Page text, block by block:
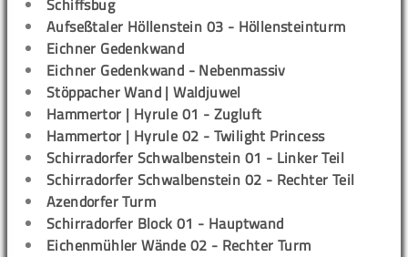
Schiffsbug
Aufseßtaler Höllenstein 03 - Höllensteinturm
Eichner Gedenkwand
Eichner Gedenkwand - Nebenmassiv
Stöppacher Wand | Waldjuwel
Hammertor | Hyrule 01 - Zugluft
Hammertor | Hyrule 02 - Twilight Princess
Schirradorfer Schwalbenstein 01 - Linker Teil
Schirradorfer Schwalbenstein 02 - Rechter Teil
Azendorfer Turm
Schirradorfer Block 01 - Hauptwand
Eichenmühler Wände 02 - Rechter Turm